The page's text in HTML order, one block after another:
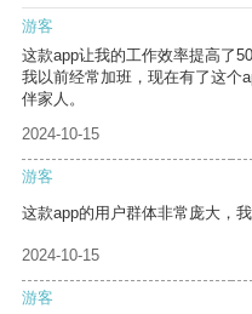
游客
这款app让我的工作效率提高了
我以前经常加班，现在有了这个
伴家人。
2024-10-15
游客
这款app的用户群体非常庞大，
2024-10-15
游客